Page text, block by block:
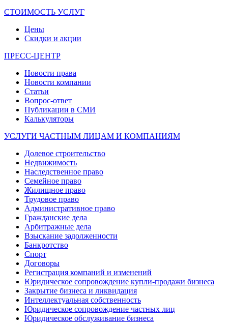
СТОИМОСТЬ УСЛУГ
Цены
Скидки и акции
ПРЕСС-ЦЕНТР
Новости права
Новости компании
Статьи
Вопрос-ответ
Публикации в СМИ
Калькуляторы
УСЛУГИ ЧАСТНЫМ ЛИЦАМ И КОМПАНИЯМ
Долевое строительство
Недвижимость
Наследственное право
Семейное право
Жилищное право
Трудовое право
Административное право
Гражданские дела
Арбитражные дела
Взыскание задолженности
Банкротство
Спорт
Договоры
Регистрация компаний и изменений
Юридическое сопровождение купли-продажи бизнеса
Закрытие бизнеса и ликвидация
Интеллектуальная собственность
Юридическое сопровождение частных лиц
Юридическое обслуживание бизнеса